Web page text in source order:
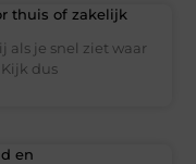
thuis of zakelijk
als je snel ziet waar
dus
en